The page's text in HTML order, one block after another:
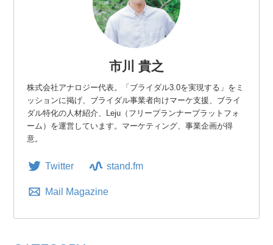
市川 貴之
株式会社アナロジー代表。「ブライダル3.0を実現する」をミ
ッションに掲げ、ブライダル事業者向けマーケ支援、ブライ
ダル特化の人材紹介、Leju（フリープランナープラットフォ
ーム）を運営しています。マーケティング、事業企画が得
意。
Twitter stand.fm
Mail Magazine